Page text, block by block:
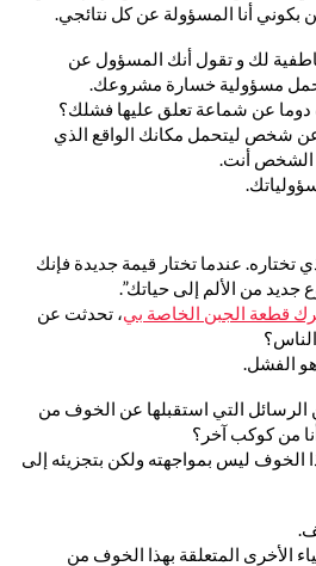
بكوني أنا المسؤولة عن كل نتائجي.
لك و تقول أنك المسؤول عن
مسؤولية خسارة مشروعك.
دوما عن شماعة تعلق عليها فشلك؟
شخص ليتحمل مكانك الواقع الذي
الشخص أنت.
تختاره. عندما تختار قيمة جديدة فإنك
جديد من الألم إلى حياتك”.
قطعة الجبن الخاصة بي، تحدثت عن
الفشل.
الرسائل التي استقبلها عن الخوف من
من كوكب آخر؟
ليس بمواجهته ولكن بتجزيئه إلى
الأخرى المتعلقة بهذا الخوف من